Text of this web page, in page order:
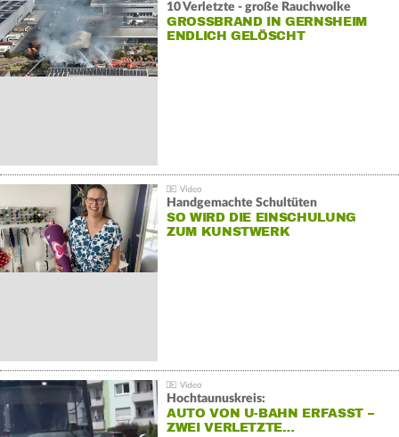
10 Verletzte - große Rauchwolke
GROSSBRAND IN GERNSHEIM E
NDLICH GELÖSCHT
Handgemachte Schultüten
SO WIRD DIE EINSCHULUNG
ZUM KUNSTWERK
Hochtaunuskreis:
AUTO VON U-BAHN ERFASST –
ZWEI VERLETZTE…